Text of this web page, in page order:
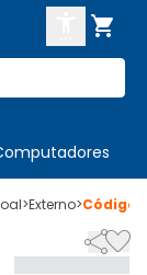

>Externo>Código
